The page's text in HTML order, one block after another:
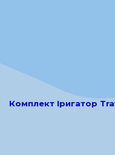
Комплект Іригатор